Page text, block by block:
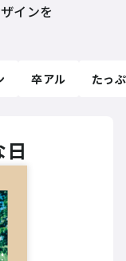
インを
卒アル たっ